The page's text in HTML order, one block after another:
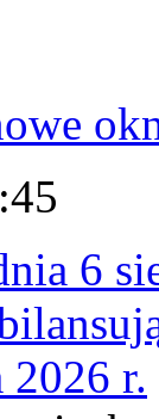
6
2026 r.